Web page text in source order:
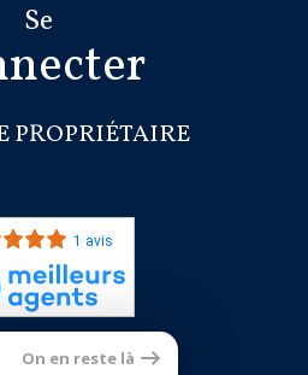
Se
PROPRIÉTAIRE
1 avis
On en reste là